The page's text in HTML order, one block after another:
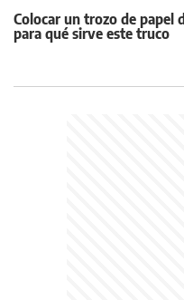
Colocar un trozo de papel
para qué sirve este truco